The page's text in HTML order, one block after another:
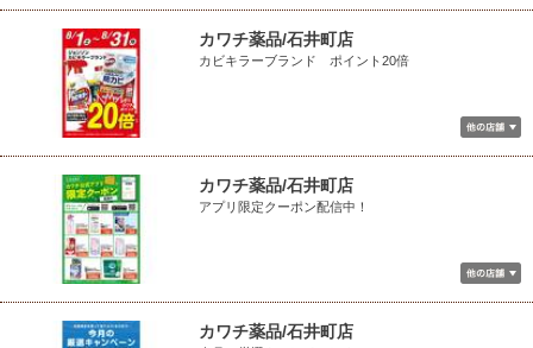
カワチ薬品/石井町店
カビキラーブランド ポイント20倍
カワチ薬品/石井町店
アプリ限定クーポン配信中！
カワチ薬品/石井町店